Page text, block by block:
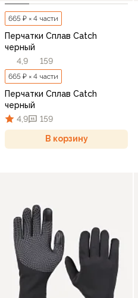
665 ₽ × 4 части
Перчатки Сплав Catch
черный
4,9
159
665 ₽ × 4 части
Перчатки Сплав Catch
черный
4,9
159
В корзину